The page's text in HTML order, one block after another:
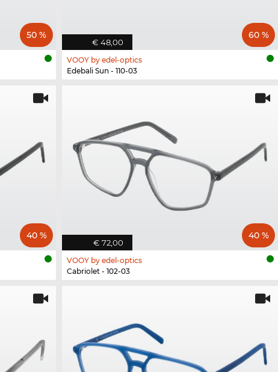
50 %
€ 48,00
60 %
VOOY by edel-optics
Edebali Sun - 110-03
40 %
€ 72,00
40 %
VOOY by edel-optics
Cabriolet - 102-03